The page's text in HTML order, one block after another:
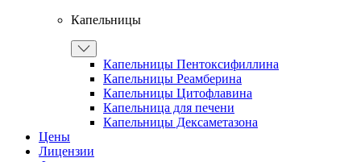
Капельницы
Капельницы Пентоксифиллина
Капельницы Реамберина
Капельницы Цитофлавина
Капельница для печени
Капельницы Дексаметазона
Цены
Лицензии